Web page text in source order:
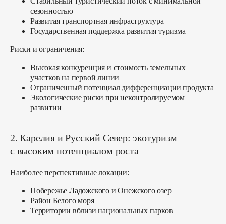
сезонностью
Развитая транспортная инфраструктура
Государственная поддержка развития туризма
Риски и ограничения:
Высокая конкуренция и стоимость земельных
участков на первой линии
Ограниченный потенциал дифференциации продукта
Экологические риски при неконтролируемом
развитии
2. Карелия и Русский Север: экотуризм
с высоким потенциалом роста
Наиболее перспективные локации:
Побережье Ладожского и Онежского озер
Район Белого моря
Территории вблизи национальных парков